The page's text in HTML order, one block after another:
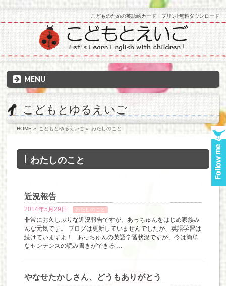
こどものための英語絵カード・プリンﾄ無料ダウンロード
MENU
こどもとゆるえいご
HOME » こどもとゆるえいご » わたしのこと
わたしのこと
近況報告
2014年5月29日 わたしのこと
非常にお久しぶりな近況報告ですが、あっちゅんをはじめ家族み
んな元気です。 ブログは更新していませんでしたが、英語学習は
続けていますよ！ あっちゅんの英語学習状況ですが、今は簡単
なセンテンスの読み書きができる …
やなせたかしさん、どうもありがとう